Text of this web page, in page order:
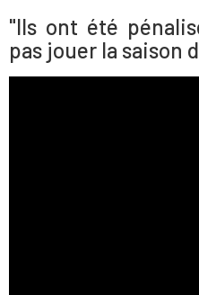
"Ils ont été
pas jouer la saison